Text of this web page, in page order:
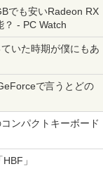
トパソコン 東芝
15.6インチ Co
HDMI O
中古ノートPC 整
プPC
｜Windows11正
トップパソコン
｜メモリ8GB SS
デスクトップ Mi
降｜セット購入
｜中古PC
ポン 8/12 10時ま
100Hz FHD VA
け対応 省スペース
Adaptive-Sync
輸入 フラッシン
不可商品】【沖
でも安いRadeon RX
- PC Watch
いた時期が僕にもあ
で言うとどの
ンパクトキーボード
」